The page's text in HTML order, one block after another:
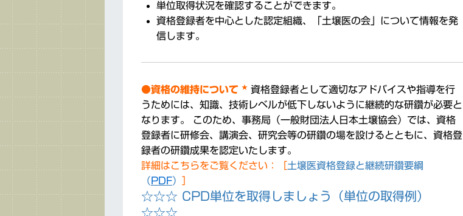
単位取得状況を確認することができます。
資格登録者を中心とした認定組織、「土壌医の会」について情報を発
信します。
●資格の維持について ★ 資格登録者として適切なアドバイスや指導を行
うためには、知識、技術レベルが低下しないように継続的な研鑽が必要と
なります。
このため、事務局（一般財団法人日本土壌協会）では、資格
登録者に研修会、講演会、研究会等の研鑽の場を設けるとともに、資格登
録者の研鑽成果を認定いたします。
詳細はこちらをご覧ください：［ 土壌医資格登録と継続研鑽要綱
（ PDF）
☆☆☆ CPD単位を取得しましょう（単位の取得例）
☆☆☆